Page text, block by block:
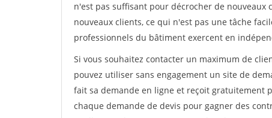
n'est pas suffisant pour décrocher de nouveaux
nouveaux clients, ce qui n'est pas une tâche
professionnels du bâtiment exercent en
Si vous souhaitez contacter un maximum de
pouvez utiliser sans engagement un site de
fait sa demande en ligne et reçoit gratuitement
chaque demande de devis pour gagner des